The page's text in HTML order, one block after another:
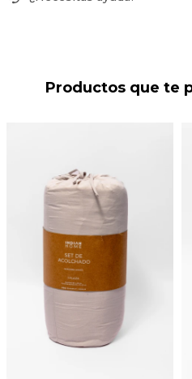
Productos que te